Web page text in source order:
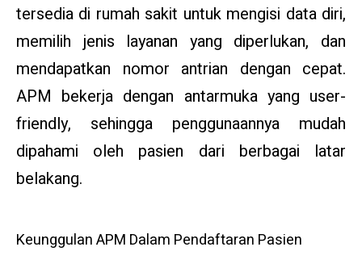
tersedia di rumah sakit untuk mengisi data diri,
memilih jenis layanan yang diperlukan, dan
mendapatkan nomor antrian dengan cepat.
APM bekerja dengan antarmuka yang user-
friendly, sehingga penggunaannya mudah
dipahami oleh pasien dari berbagai latar
belakang.
Keunggulan APM Dalam Pendaftaran Pasien